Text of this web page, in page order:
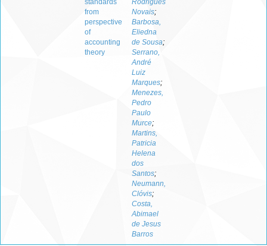
standards
from
perspective
of
accounting
theory
Rodrigues
Novais;
Barbosa,
Eliedna
de Sousa;
Serrano,
André
Luiz
Marques;
Menezes,
Pedro
Paulo
Murce;
Martins,
Patricia
Helena
dos
Santos;
Neumann,
Clóvis;
Costa,
Abimael
de Jesus
Barros